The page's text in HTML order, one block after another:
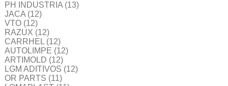
PH INDUSTRIA (13)
JACA (12)
VTO (12)
RAZUX (12)
CARRHEL (12)
AUTOLIMPE (12)
ARTIMOLD (12)
LGM ADITIVOS (12)
OR PARTS (11)